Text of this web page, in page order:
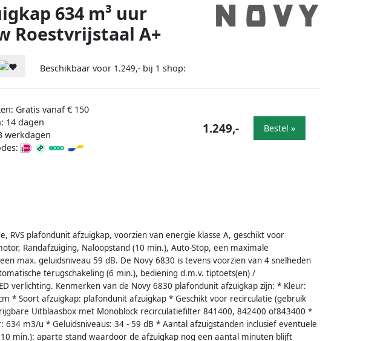
634 m³ uur
Roestvrijstaal A+
Beschikbaar voor 1.249,- bij 1 shop:
Gratis vanaf € 150
14 dagen
werkdagen
1.249,- Bestel »
RVS plafondunit afzuigkap, voorzien van energie klasse A, geschikt voor
Randafzuiging, Naloopstand (10 min.), Auto-Stop, een maximale
max. geluidsniveau 59 dB. De Novy 6830 is tevens voorzien van 4 snelheden
terugschakeling (6 min.), bediening d.m.v. tiptoets(en) /
verlichting. Kenmerken van de Novy 6830 plafondunit afzuigkap zijn: * Kleur:
* Soort afzuigkap: plafondunit afzuigkap * Geschikt voor recirculatie (gebruik
Uitblaasbox met Monoblock recirculatiefilter 841400, 842400 of843400 *
634 m3/u * Geluidsniveaus: 34 - 59 dB * Aantal afzuigstanden inclusief eventuele
min.): aparte stand waardoor de afzuigkap nog een aantal minuten blijft